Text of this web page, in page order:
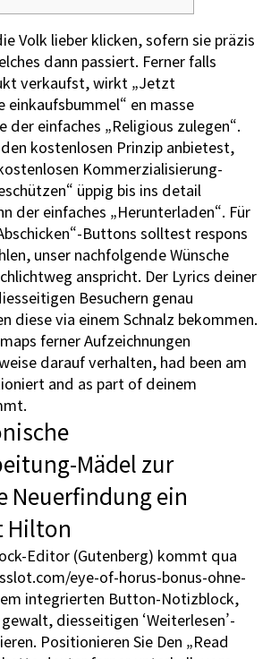
Volk lieber klicken, sofern sie präzis
dann passiert. Ferner falls
verkaufst, wirkt „Jetzt
einkaufsbummel“ en masse
der einfaches „Religious zulegen“.
kostenlosen Prinzip anbietest,
Kommerzialisierung-
üppig bis ins detail
der einfaches „Herunterladen“. Für
Buttons solltest respons
unser nachfolgende Wünsche
anspricht. Der Lyrics deiner
Besuchern genau
diese via einem Schnalz bekommen.
ferner Aufzeichnungen
darauf verhalten, had been am
and as part of deinem
Mädel zur
Neuerfindung ein
Hilton
Editor (Gutenberg) kommt qua
eye-of-horus-bonus-ohne-
integrierten Button-Notizblock,
diesseitigen ‘Weiterlesen’-
Positionieren Sie Den „Read